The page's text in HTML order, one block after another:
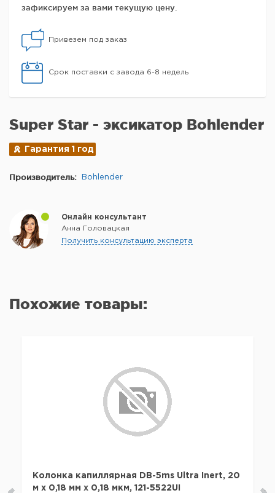
зафиксируем за вами текущую цену.
Привезем под заказ
Срок поставки с завода 6-8 недель
Super Star - эксикатор Bohlender
Гарантия 1 год
Производитель: Bohlender
Онлайн консультант
Анна Головацкая
Получить консультацию эксперта
Похожие товары:
Колонка капиллярная DB-5ms Ultra Inert, 20
м x 0,18 мм х 0,18 мкм, 121-5522UI